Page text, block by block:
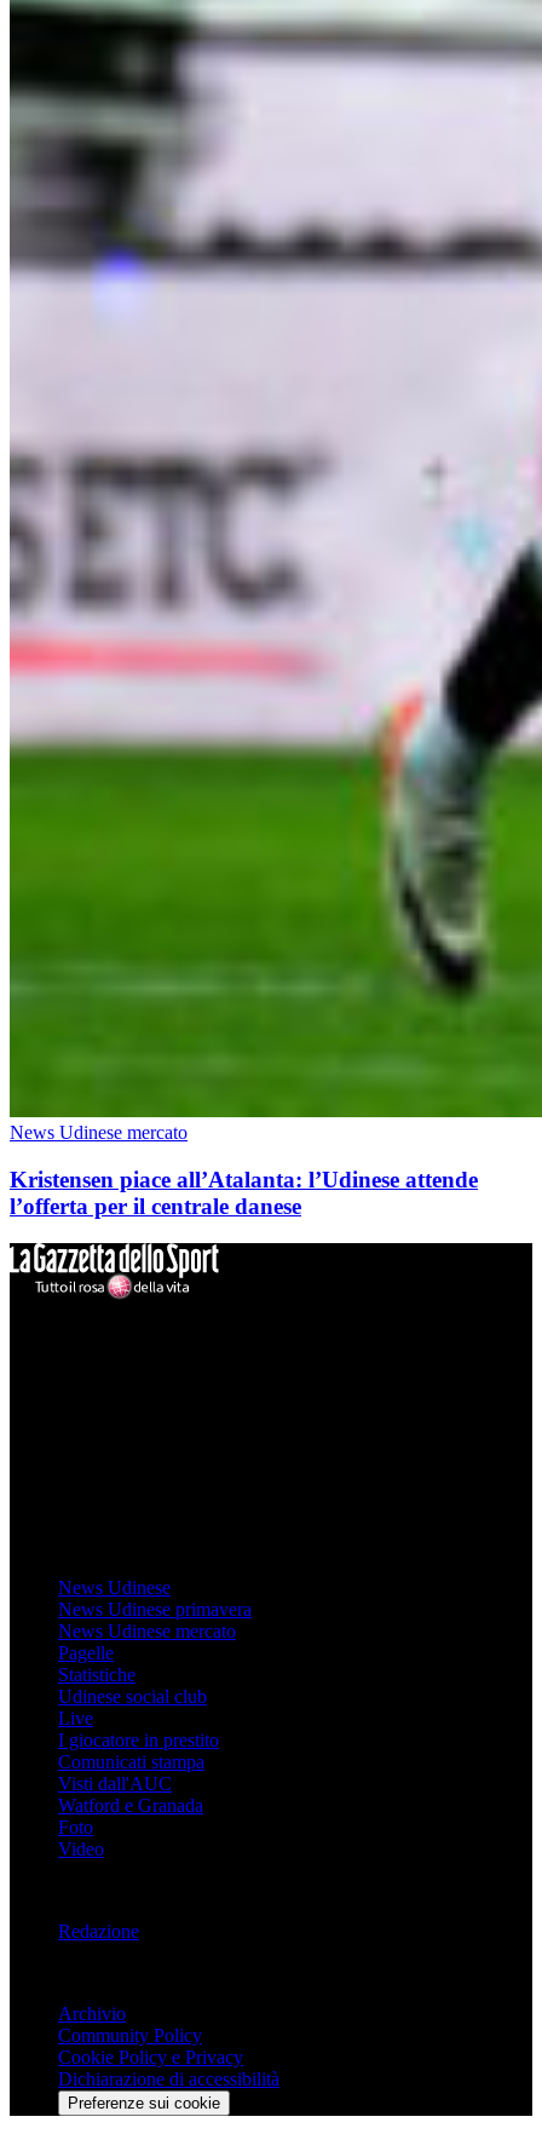
News Udinese mercato
Kristensen piace all’Atalanta: l’Udinese attende
l’offerta per il centrale danese
News Udinese
News Udinese primavera
News Udinese mercato
Pagelle
Statistiche
Udinese social club
Live
I giocatore in prestito
Comunicati stampa
Visti dall'AUC
Watford e Granada
Foto
Video
Redazione
Archivio
Community Policy
Cookie Policy e Privacy
Dichiarazione di accessibilità
Preferenze sui cookie